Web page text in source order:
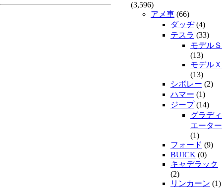
(3,596)
アメ車 (66)
ダッヂ(4)
テスラ (33)
モデルＳ
(13)
モデルＸ
(13)
シボレー (2)
ハマー (1)
ジープ(14)
グラディ
エーター
(1)
フォード (9)
BUICK (0)
キャデラック
(2)
リンカーン (1)